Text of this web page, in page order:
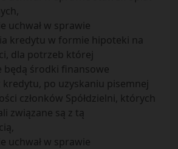
uchwał w sprawie
kredytu w formie hipoteki na
dla potrzeb której
będą środki finansowe
kredytu, po uzyskaniu pisemnej
członków Spółdzielni, których
związane są z tą
uchwał w sprawie